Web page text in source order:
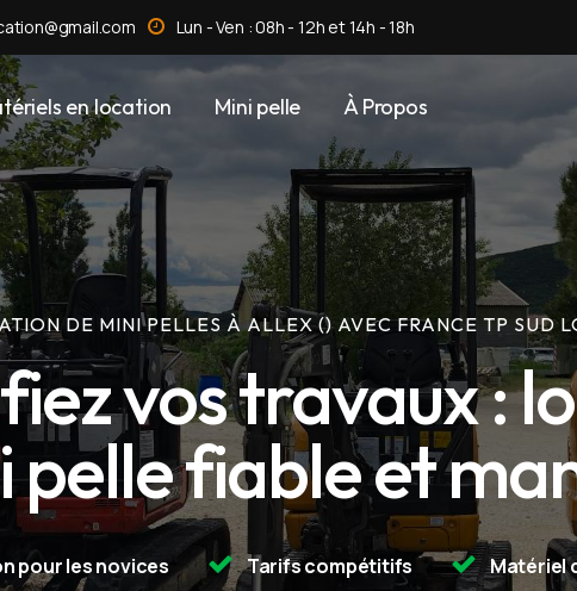
Lun - Ven : 08h - 12h et 14h - 18h
en location Mini pelle À Propos
DE MINI PELLES À ALLEX () AVEC FRANCE TP SUD
vos travaux :
pelle fiable et
pour les novices Tarifs compétitifs Matériel